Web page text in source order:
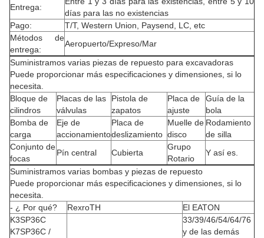
Entrega:
días para las no existencias
Pago:
T/T, Western Union, Paysend, LC, etc
Métodos de
entrega:
Aeropuerto/Expreso/Mar
Suministramos varias piezas de repuesto para excavadoras
Puede proporcionar más especificaciones y dimensiones, si lo
necesita.
Bloque de
cilindros
Placas de las
válvulas
Pistola de
zapatos
Placa de
ajuste
Guía de la
bola
Bomba de
carga
Eje de
accionamiento
Placa de
deslizamiento
Muelle de
disco
Rodamiento
de silla
Conjunto de
focas
Pín central Cubierta
Grupo
Rotario
Y así es.
Suministramos varias bombas y piezas de repuesto
Puede proporcionar más especificaciones y dimensiones, si lo
necesita.
- ¿ Por qué?
RexroTH
El EATON
K3SP36C
K7SP36C /
33/39/46/54/64/76
y de las demás